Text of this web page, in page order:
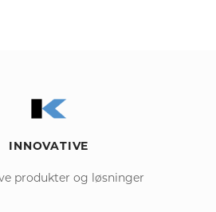
INNOVATIVE
produkter og løsninger